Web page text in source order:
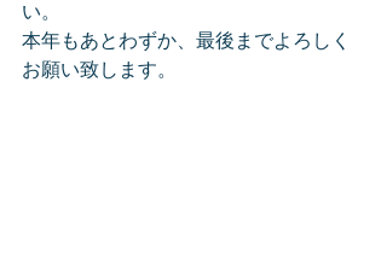
い。
本年もあとわずか、最後までよろしく
お願い致します。